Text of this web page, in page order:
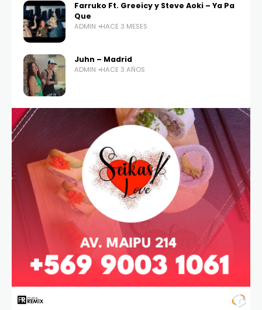
Farruko Ft. Greeicy y Steve Aoki – Ya Pa
Que
ADMIN HACE 3 MESES
Juhn – Madrid
ADMIN HACE 3 AÑOS